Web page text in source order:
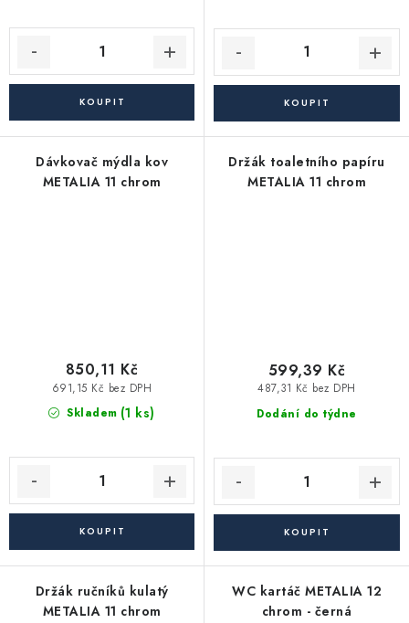
Dávkovač mýdla kov
METALIA 11 chrom
Skladem (1 ks)
691,15 Kč bez DPH
850,11 Kč
Držák toaletního papíru
METALIA 11 chrom
Dodání do týdne
487,31 Kč bez DPH
599,39 Kč
Držák ručníků kulatý
METALIA 11 chrom
WC kartáč METALIA 12
chrom - černá